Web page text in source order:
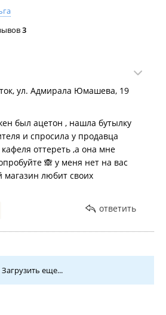
3
ул. Адмирала Юмашева, 19
был ацетон , нашла бутылку
и спросила у продавца
оттереть ,а она мне
🙈 у меня нет на вас
магазин любит своих
ответить
Загрузить еще...